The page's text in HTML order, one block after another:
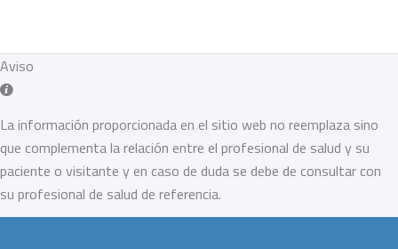
Aviso
La información proporcionada en el sitio web no reemplaza sino
que complementa la relación entre el profesional de salud y su
paciente o visitante y en caso de duda se debe de consultar con
su profesional de salud de referencia.